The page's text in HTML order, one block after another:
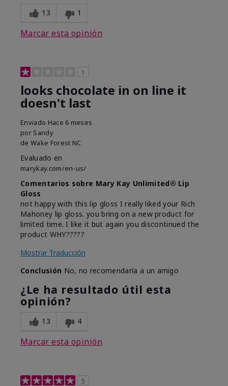
13 1
Marcar esta opinión
1
looks chocolate in on line it
doesn't last
Enviado Hace 6 meses
por Sandy
de Wake Forest NC
Evaluado en
marykay.com/en-us/
Comentarios sobre Mary Kay Unlimited® Lip
Gloss
not happy with this lip gloss I really liked your Rich
Mahoney lip gloss. you bring on a new product for
limited time. I like it but again you discontinued the
product WHY?????
Mostrar Traducción
Conclusión No, no recomendaría a un amigo
¿Le ha resultado útil esta
opinión?
13 4
Marcar esta opinión
5